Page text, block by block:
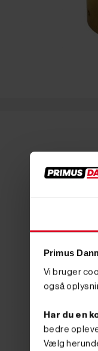
Primus
Vi bruger
også
Har du en
bedre
Vælg